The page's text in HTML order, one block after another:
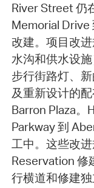
River Street 仍
Memorial Drive
改建。项目改
水沟和供水设
步行街路灯、
及重新设计的
Barron Plaza。
Parkway 到
工中。这些改
Reservation 修
行横道和修建独